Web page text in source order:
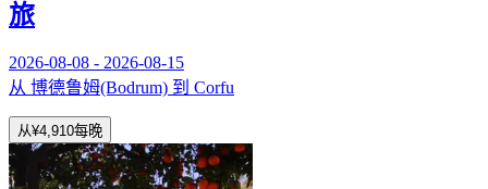
旅
2026-08-08 - 2026-08-15
从 博德鲁姆(Bodrum) 到 Corfu
从¥4,910每晚